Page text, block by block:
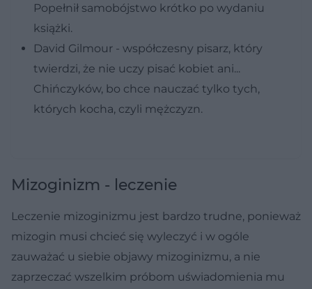
Popełnił samobójstwo krótko po wydaniu
książki.
David Gilmour - współczesny pisarz, który
twierdzi, że nie uczy pisać kobiet ani...
Chińczyków, bo chce nauczać tylko tych,
których kocha, czyli mężczyzn.
Mizoginizm - leczenie
Leczenie mizoginizmu jest bardzo trudne, ponieważ
mizogin musi chcieć się wyleczyć i w ogóle
zauważać u siebie objawy mizoginizmu, a nie
zaprzeczać wszelkim próbom uświadomienia mu